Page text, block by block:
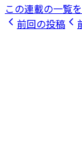
この連載の一覧
前回の投稿